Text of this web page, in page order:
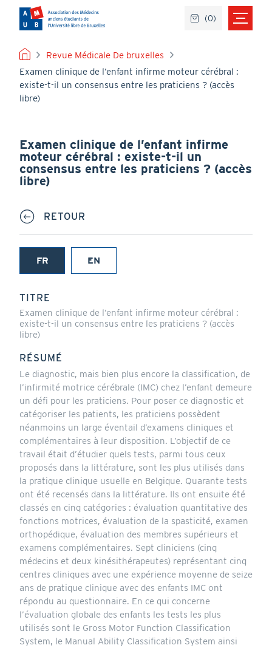
contenu
principal
FIL
D'ARIANE
Revue Médicale De bruxelles
Examen clinique de l’enfant infirme moteur cérébral :
existe-t-il un consensus entre les praticiens ? (accès
libre)
Examen clinique de l’enfant infirme
moteur cérébral : existe-t-il un
consensus entre les praticiens ? (accès
libre)
RETOUR
FR
(onglet
EN
TITRE
Examen clinique de l’enfant infirme moteur cérébral :
existe-t-il un consensus entre les praticiens ? (accès
libre)
RÉSUMÉ
Le diagnostic, mais bien plus encore la classification, de
l’infirmité motrice cérébrale (IMC) chez l’enfant demeure
un défi pour les praticiens. Pour poser ce diagnostic et
catégoriser les patients, les praticiens possèdent
néanmoins un large éventail d’examens cliniques et
complémentaires à leur disposition. L’objectif de ce
travail était d’étudier quels tests, parmi tous ceux
proposés dans la littérature, sont les plus utilisés dans
la pratique clinique usuelle en Belgique. Quarante tests
ont été recensés dans la littérature. Ils ont ensuite été
classés en cinq catégories : évaluation quantitative des
fonctions motrices, évaluation de la spasticité, examen
orthopédique, évaluation des membres supérieurs et
examens complémentaires. Sept cliniciens (cinq
médecins et deux kinésithérapeutes) représentant cinq
centres cliniques avec une expérience moyenne de seize
ans de pratique clinique avec des enfants IMC ont
répondu au questionnaire. En ce qui concerne
l’évaluation globale des enfants les tests les plus
utilisés sont le Gross Motor Function Classification
System, le Manual Ability Classification System ainsi
(0)